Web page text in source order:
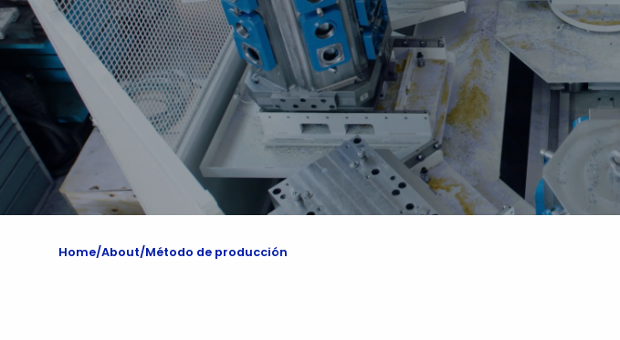
Home About Método de producción